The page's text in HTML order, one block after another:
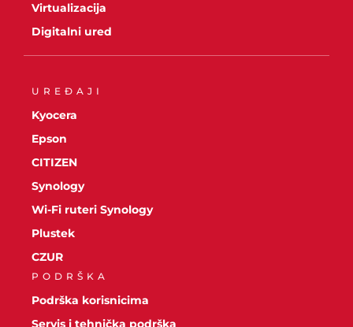
Virtualizacija
Digitalni ured
UREĐAJI
Kyocera
Epson
CITIZEN
Synology
Wi-Fi ruteri Synology
Plustek
CZUR
PODRŠKA
Podrška korisnicima
Servis i tehnička podrška